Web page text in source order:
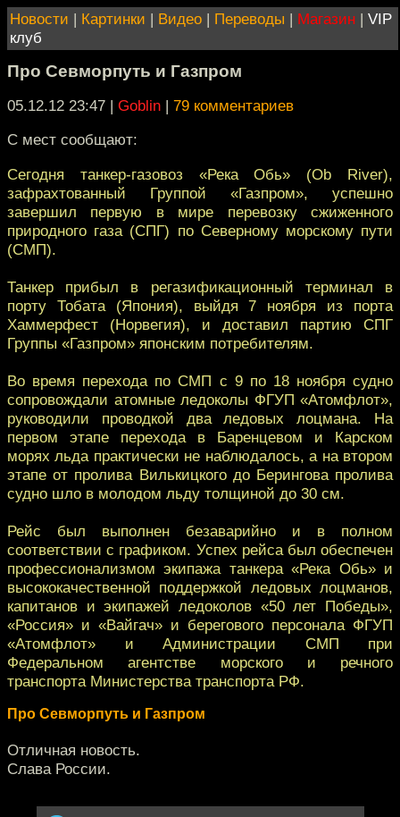
Новости | Картинки | Видео | Переводы | Магазин | VIP
клуб
Про Севморпуть и Газпром
05.12.12 23:47 | Goblin | 79 комментариев
С мест сообщают:
Сегодня танкер-газовоз «Река Обь» (Ob River),
зафрахтованный Группой «Газпром», успешно
завершил первую в мире перевозку сжиженного
природного газа (СПГ) по Северному морскому пути
(СМП).
Танкер прибыл в регазификационный терминал в
порту Тобата (Япония), выйдя 7 ноября из порта
Хаммерфест (Норвегия), и доставил партию СПГ
Группы «Газпром» японским потребителям.
Во время перехода по СМП с 9 по 18 ноября судно
сопровождали атомные ледоколы ФГУП «Атомфлот»,
руководили проводкой два ледовых лоцмана. На
первом этапе перехода в Баренцевом и Карском
морях льда практически не наблюдалось, а на втором
этапе от пролива Вилькицкого до Берингова пролива
судно шло в молодом льду толщиной до 30 см.
Рейс был выполнен безаварийно и в полном
соответствии с графиком. Успех рейса был обеспечен
профессионализмом экипажа танкера «Река Обь» и
высококачественной поддержкой ледовых лоцманов,
капитанов и экипажей ледоколов «50 лет Победы»,
«Россия» и «Вайгач» и берегового персонала ФГУП
«Атомфлот» и Администрации СМП при
Федеральном агентстве морского и речного
транспорта Министерства транспорта РФ.
Про Севморпуть и Газпром
Отличная новость.
Слава России.